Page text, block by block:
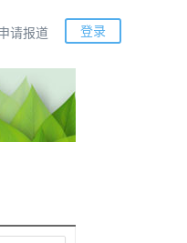
请报道 登录